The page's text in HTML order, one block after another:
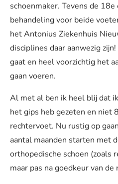
schoenmaker. Tevens de
behandeling voor beide
het Antonius Ziekenhuis
disciplines daar aanwezig
gaat en heel voorzichtig het
gaan voeren.
Al met al ben ik heel blij dat
het gips heb gezeten en niet
rechtervoet. Nu rustig op
aantal maanden starten met
orthopedische schoen (zoals
maar pas na goedkeur van